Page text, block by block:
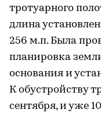
тротуарного
длина
256 м.п. Была
планировка
основания и
К обустройству
сентября, и уже